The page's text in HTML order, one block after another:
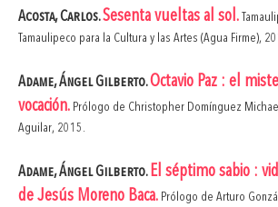
Acosta, Carlos.Sesenta vueltas al sol.
Tamaulipeco para la Cultura y las Artes (Agua Firme),
Adame, Ángel Gilberto.Octavio Paz : el
vocación. Prólogo de Christopher Domínguez
Aguilar, 2015.
Adame, Ángel Gilberto.El séptimo sabio :
de Jesús Moreno Baca. Prólogo de Arturo